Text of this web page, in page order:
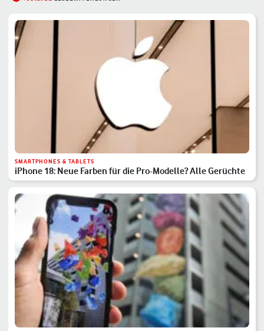
SMARTPHONES & TABLETS
iPhone 18: Neue Farben für die Pro-Modelle? Alle Gerüchte